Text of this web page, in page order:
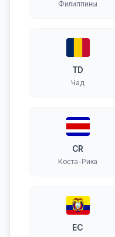
Филиппины
TD
Чад
CR
Коста-Рика
EC